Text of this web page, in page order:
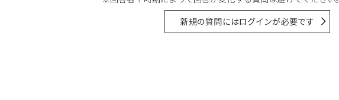
新規の質問にはログインが必要です